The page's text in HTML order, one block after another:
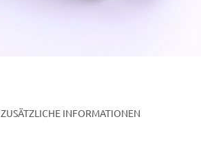
ZUSÄTZLICHE INFORMATIONEN